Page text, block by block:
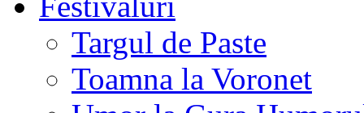
Targul de Paste
Toamna la Voronet